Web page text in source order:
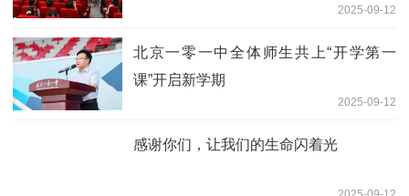
2025-09-12
北京一零一中全体师生共上“开学第一
课”开启新学期
2025-09-12
感谢你们，让我们的生命闪着光